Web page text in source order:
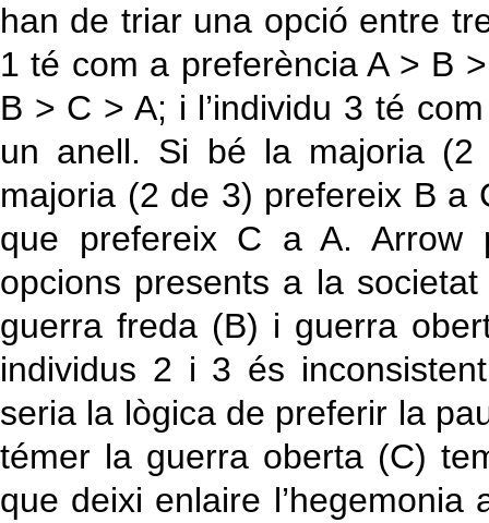
han de triar una opció entre
1 té com a preferència A > B
B > C > A; i l’individu 3 té
un anell. Si bé la majoria
majoria (2 de 3) prefereix B a
que prefereix C a A. Arrow
opcions presents a la
guerra freda (B) i guerra
individus 2 i 3 és
seria la lògica de preferir la
témer la guerra oberta (C)
que deixi enlaire l’hegemonia